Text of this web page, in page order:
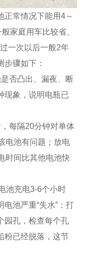
正常情况下能用4～
家庭用车比较省、
一次以后一般2年
骤如下：
否凸出、漏夜、断
现象，说明电瓶已
每隔20分钟对单体
电池有问题；放电
时间比其他电池快
池充电3-6个小时
池严重“失水”；打
园孔，检查每个孔
粉已经脱落，这节